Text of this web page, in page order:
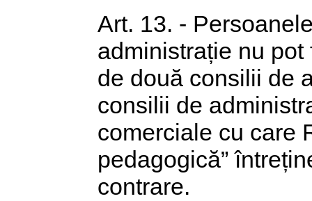
Art. 13. -
administrație nu
de două consilii de
consilii de
comerciale cu care
pedagogică”
contrare.